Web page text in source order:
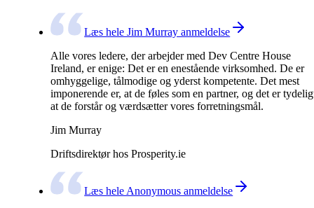
Læs hele Jim Murray anmeldelse
Alle vores ledere, der arbejder med Dev Centre House
Ireland, er enige: Det er en enestående virksomhed. De er
omhyggelige, tålmodige og yderst kompetente. Det mest
imponerende er, at de føles som en partner, og det er
at de forstår og værdsætter vores forretningsmål.
Jim Murray
Driftsdirektør hos Prosperity.ie
Læs hele Anonymous anmeldelse